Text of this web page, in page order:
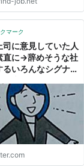
のコードを書く必要は
数を把握し機能の優先
マーク
司に意見していた人
直に→辞めそうな社
るいろんなシグナル
では」